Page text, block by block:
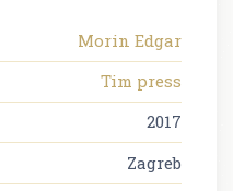
Morin Edgar
Tim press
2017
Zagreb